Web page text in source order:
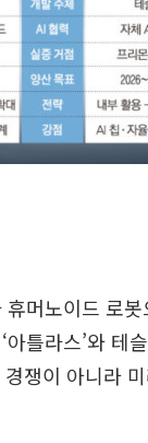
머노이드 로
틀라스’와 테
쟁이 아니라